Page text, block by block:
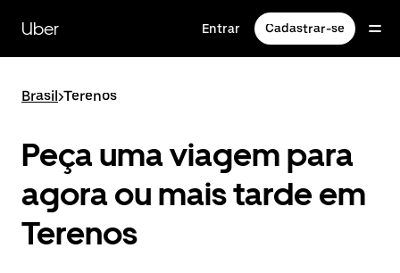
para
conteúdo
Uber Entrar Cadastrar-se
Brasil>Terenos
Peça uma viagem para
agora ou mais tarde em
Terenos